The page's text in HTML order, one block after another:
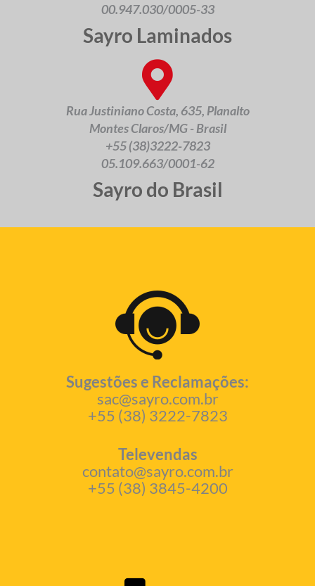
00.947.030/0005-33
Sayro Laminados
Rua Justiniano Costa, 635, Planalto
Montes Claros/MG - Brasil
+55 (38)3222-7823
05.109.663/0001-62
Sayro do Brasil
Sugestões e Reclamações:
sac@sayro.com.br
+55 (38) 3222-7823
Televendas
contato@sayro.com.br
+55 (38) 3845-4200